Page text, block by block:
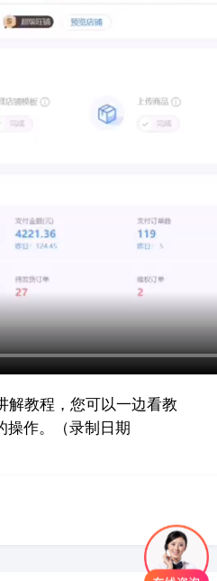
解教程，您可以一边看教
操作。（录制日期